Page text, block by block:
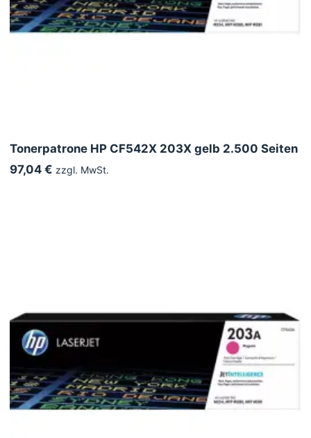
Tonerpatrone HP CF542X 203X gelb 2.500 Seiten
97,04 € zzgl. MwSt.